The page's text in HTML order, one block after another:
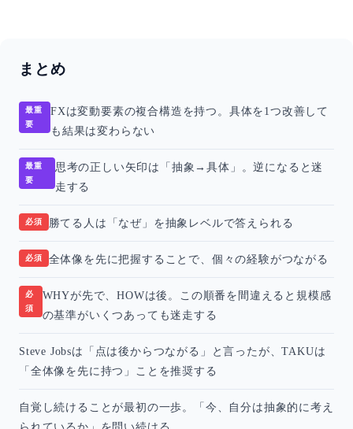
まとめ
最重
要
FXは変動要素の複合構造を持つ。具体を1つ改善して
も結果は変わらない
最重
要
思考の正しい矢印は「抽象→具体」。逆になると迷
走する
必須 勝てる人は「なぜ」を抽象レベルで答えられる
必須 全体像を先に把握することで、個々の経験がつながる
必
須
WHYが先で、HOWは後。この順番を間違えると規模感
の基準がいくつあっても迷走する
Steve Jobsは「点は後からつながる」と言ったが、TAKUは
「全体像を先に持つ」ことを推奨する
自覚し続けることが最初の一歩。「今、自分は抽象的に考え